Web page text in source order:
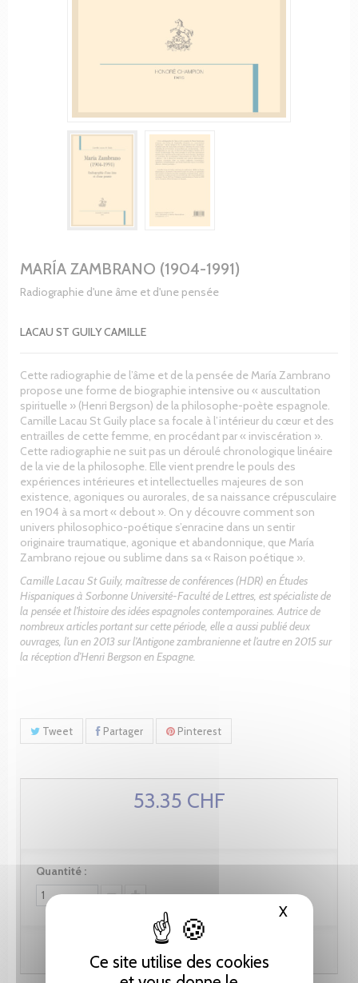
Ce site utilise des cookies
XMasquer
MARÍA ZAMBRANO (1904-1991)
Radiographie d'une âme et d'une pensée
LACAU ST GUILY CAMILLE
Cette radiographie de l’âme et de la pensée de María Zambrano
propose une forme de biographie intensive ou « auscultation
spirituelle » (Henri Bergson) de la philosophe-poète espagnole.
Camille Lacau St Guily place sa focale à l’intérieur du cœur et des
entrailles de cette femme, en procédant par « inviscération ».
Cette radiographie ne suit pas un déroulé chronologique linéaire
de la vie de la philosophe. Elle vient prendre le pouls des
expériences intérieures et intellectuelles majeures de son
existence, agoniques ou aurorales, de sa naissance crépusculaire
en 1904 à sa mort « debout ». On y découvre comment son
univers philosophico-poétique s’enracine dans un sentir
originaire traumatique, agonique et abandonnique, que María
Zambrano rejoue ou sublime dans sa « Raison poétique ».
Camille Lacau St Guily, maîtresse de conférences (HDR) en Études
Hispaniques à Sorbonne Université-Faculté de Lettres, est spécialiste de
la pensée et l’histoire des idées espagnoles contemporaines. Autrice de
nombreux articles portant sur cette période, elle a aussi publié deux
ouvrages, l’un en 2013 sur l’Antigone zambranienne et l’autre en 2015 sur
la réception d’Henri Bergson en Espagne.
Tweet Partager Pinterest
53.35 CHF
Quantité :